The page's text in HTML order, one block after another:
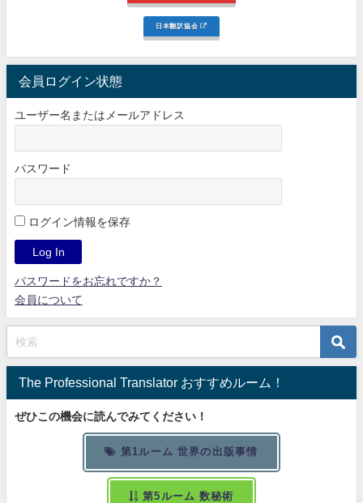
日本翻訳協会
会員ログイン状態
ユーザー名またはメールアドレス
パスワード
ログイン情報を保存
パスワードをお忘れですか？
会員について
The Professional Translator おすすめルーム！
ぜひこの機会に読んでみてください！
第1ルーム 世界の出版事情
第5ルーム 数秘術